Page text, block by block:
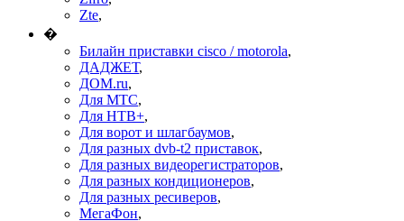
Zte,
�
Билайн приставки cisco / motorola,
ДАДЖЕТ,
ДОМ.ru,
Для МТС,
Для НТВ+,
Для ворот и шлагбаумов,
Для разных dvb-t2 приставок,
Для разных видеорегистраторов,
Для разных кондиционеров,
Для разных ресиверов,
МегаФон,